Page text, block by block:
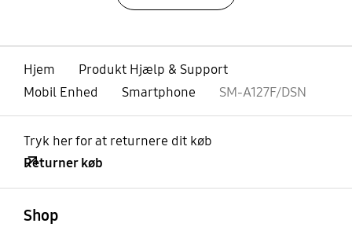
Hjem
Produkt Hjælp & Support
Mobil Enhed
Smartphone SM-A127F/DSN
Tryk her for at returnere dit køb
Returner køb
Shop